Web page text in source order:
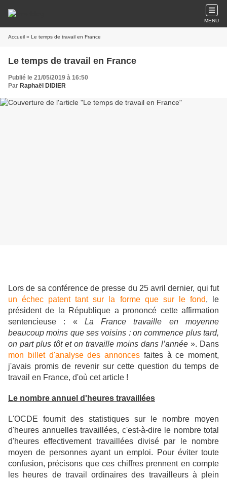
MENU
Accueil » Le temps de travail en France
Le temps de travail en France
Publié le 21/05/2019 à 16:50
Par Raphaël DIDIER
Lors de sa conférence de presse du 25 avril dernier, qui fut
un échec patent tant sur la forme que sur le fond, le
président de la République a prononcé cette affirmation
sentencieuse : « La France travaille en moyenne
beaucoup moins que ses voisins : on commence plus tard,
on part plus tôt et on travaille moins dans l’année ». Dans
mon billet d'analyse des annonces faites à ce moment,
j'avais promis de revenir sur cette question du temps de
travail en France, d'où cet article !
Le nombre annuel d'heures travaillées
L'OCDE fournit des statistiques sur le nombre moyen
d'heures annuelles travaillées, c'est-à-dire le nombre total
d'heures effectivement travaillées divisé par le nombre
moyen de personnes ayant un emploi. Pour éviter toute
confusion, précisons que ces chiffres prennent en compte
les heures de travail ordinaires des travailleurs à plein